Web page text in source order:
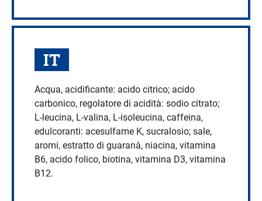
IT
Acqua, acidificante: acido citrico; acido
carbonico, regolatore di acidità: sodio citrato;
L-leucina, L-valina, L-isoleucina, caffeina,
edulcoranti: acesulfame K, sucralosio; sale,
aromi, estratto di guaranà, niacina, vitamina
B6, acido folico, biotina, vitamina D3, vitamina
B12.